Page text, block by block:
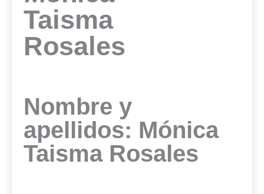
Taisma
Rosales
Nombre y
apellidos: Mónica
Taisma Rosales